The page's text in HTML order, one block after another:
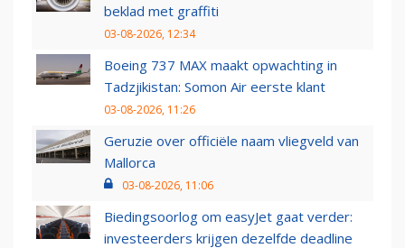
beklad met graffiti
03-08-2026, 12:34
Boeing 737 MAX maakt opwachting in
Tadzjikistan: Somon Air eerste klant
03-08-2026, 11:26
Geruzie over officiële naam vliegveld van
Mallorca
03-08-2026, 11:06
Biedingsoorlog om easyJet gaat verder:
investeerders krijgen dezelfde deadline